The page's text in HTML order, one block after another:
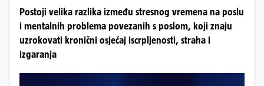
Postoji velika razlika između stresnog vremena na poslu
i mentalnih problema povezanih s poslom, koji znaju
uzrokovati kronični osjećaj iscrpljenosti, straha i
izgaranja